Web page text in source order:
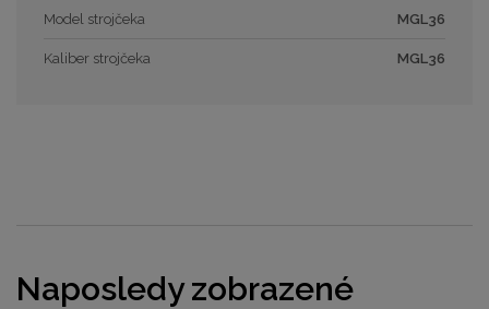
Model strojčeka MGL36
Kaliber strojčeka MGL36
Naposledy zobrazené